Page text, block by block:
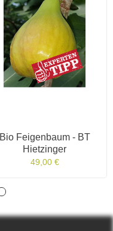
Bio Feigenbaum - BT
Hietzinger
49,00 €